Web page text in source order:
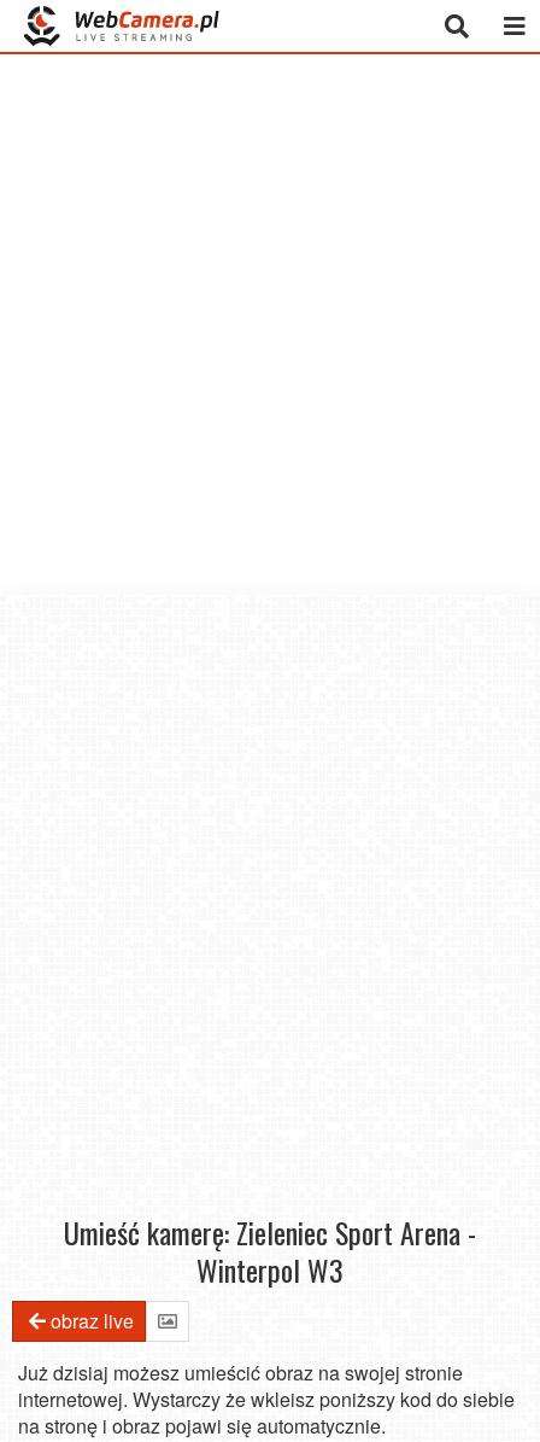
Umieść kamerę: Zieleniec Sport Arena -
Winterpol W3
obraz live
Już dzisiaj możesz umieścić obraz na swojej stronie
internetowej. Wystarczy że wkleisz poniższy kod do siebie
na stronę i obraz pojawi się automatycznie.